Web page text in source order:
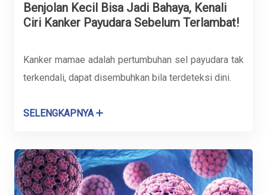
Benjolan Kecil Bisa Jadi Bahaya, Kenali
Ciri Kanker Payudara Sebelum Terlambat!
Kanker mamae adalah pertumbuhan sel payudara tak
terkendali, dapat disembuhkan bila terdeteksi dini.
SELENGKAPNYA